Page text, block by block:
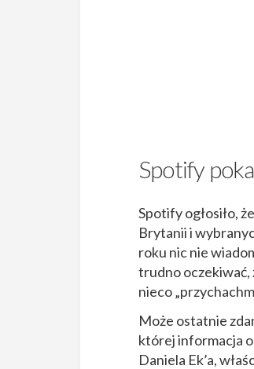
Spotify
Spotify ogłosiło,
Brytanii i
roku nic nie
trudno oczekiwać,
nieco
Może ostatnie
której informacja
Daniela Ek’a,